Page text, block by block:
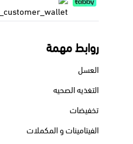
روابط مهمة
العسل
التغذيه الصحيه
تخفيضات
الفيتامينات و المكملات